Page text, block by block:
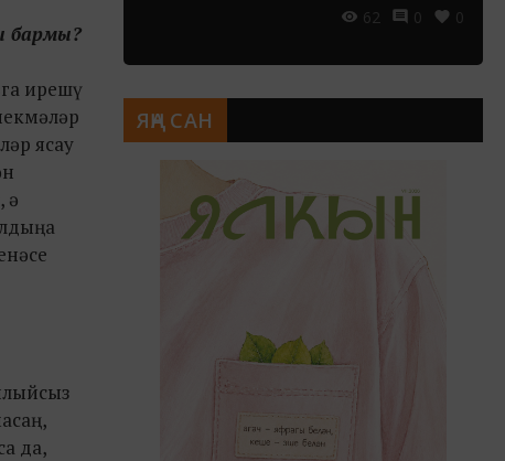
бармы?
ирешү
ясау
ә
да,
62 0 0
ЯҢА САН